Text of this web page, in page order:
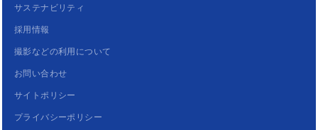
サステナビリティ
採用情報
撮影などの利用について
お問い合わせ
サイトポリシー
プライバシーポリシー